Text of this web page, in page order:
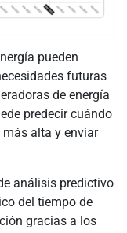
pueden
futuras
de energía
predecir cuándo
alta y enviar
análisis predictivo
del tiempo de
gracias a los